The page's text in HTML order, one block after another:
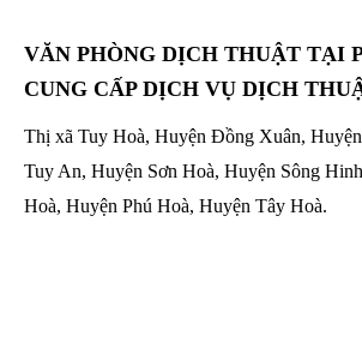
VĂN PHÒNG DỊCH THUẬT TẠI
CUNG CẤP DỊCH VỤ DỊCH
Thị xã Tuy Hoà, Huyện Đồng Xuân,
Tuy An, Huyện Sơn Hoà, Huyện Sông
Hoà, Huyện Phú Hoà, Huyện Tây Hoà.